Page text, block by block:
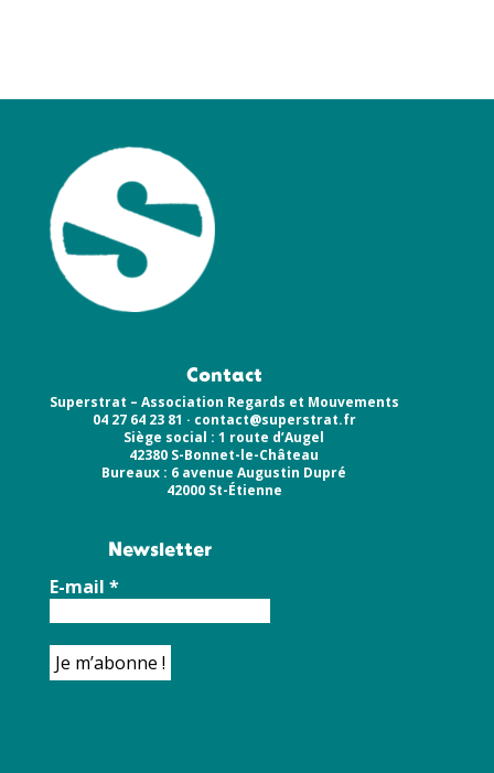
Contact
Superstrat – Association Regards et Mouvements
04 27 64 23 81 · contact@superstrat.fr
Siège social : 1 route d’Augel
42380 S-Bonnet-le-Château
Bureaux : 6 avenue Augustin Dupré
42000 St-Étienne
Newsletter
E-mail *